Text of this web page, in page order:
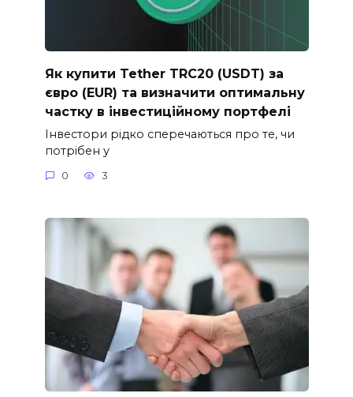
Як купити Tether TRC20 (USDT) за
євро (EUR) та визначити оптимальну
частку в інвестиційному портфелі
Інвестори рідко сперечаються про те, чи
потрібен у
0 3